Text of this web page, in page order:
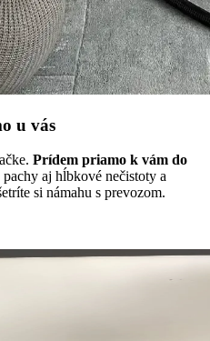
u vás
Prídem priamo k vám do
aj hĺbkové nečistoty a
si námahu s prevozom.